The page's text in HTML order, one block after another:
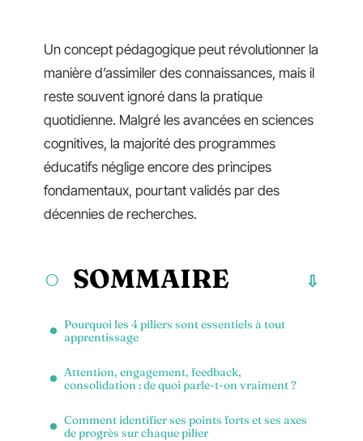
Un concept pédagogique peut révolutionner la
manière d’assimiler des connaissances, mais il
reste souvent ignoré dans la pratique
quotidienne. Malgré les avancées en sciences
cognitives, la majorité des programmes
éducatifs néglige encore des principes
fondamentaux, pourtant validés par des
décennies de recherches.
SOMMAIRE
Pourquoi les 4 piliers sont essentiels à tout
apprentissage
Attention, engagement, feedback,
consolidation : de quoi parle-t-on vraiment ?
Comment identifier ses points forts et ses axes
de progrès sur chaque pilier